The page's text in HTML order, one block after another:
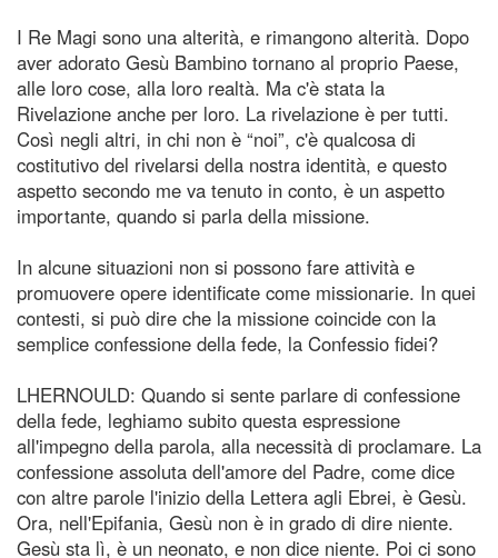
I Re Magi sono una alterità, e rimangono alterità. Dopo
aver adorato Gesù Bambino tornano al proprio Paese,
alle loro cose, alla loro realtà. Ma c'è stata la
Rivelazione anche per loro. La rivelazione è per tutti.
Così negli altri, in chi non è “noi”, c'è qualcosa di
costitutivo del rivelarsi della nostra identità, e questo
aspetto secondo me va tenuto in conto, è un aspetto
importante, quando si parla della missione.
In alcune situazioni non si possono fare attività e
promuovere opere identificate come missionarie. In quei
contesti, si può dire che la missione coincide con la
semplice confessione della fede, la Confessio fidei?
LHERNOULD: Quando si sente parlare di confessione
della fede, leghiamo subito questa espressione
all'impegno della parola, alla necessità di proclamare. La
confessione assoluta dell'amore del Padre, come dice
con altre parole l'inizio della Lettera agli Ebrei, è Gesù.
Ora, nell'Epifania, Gesù non è in grado di dire niente.
Gesù sta lì, è un neonato, e non dice niente. Poi ci sono